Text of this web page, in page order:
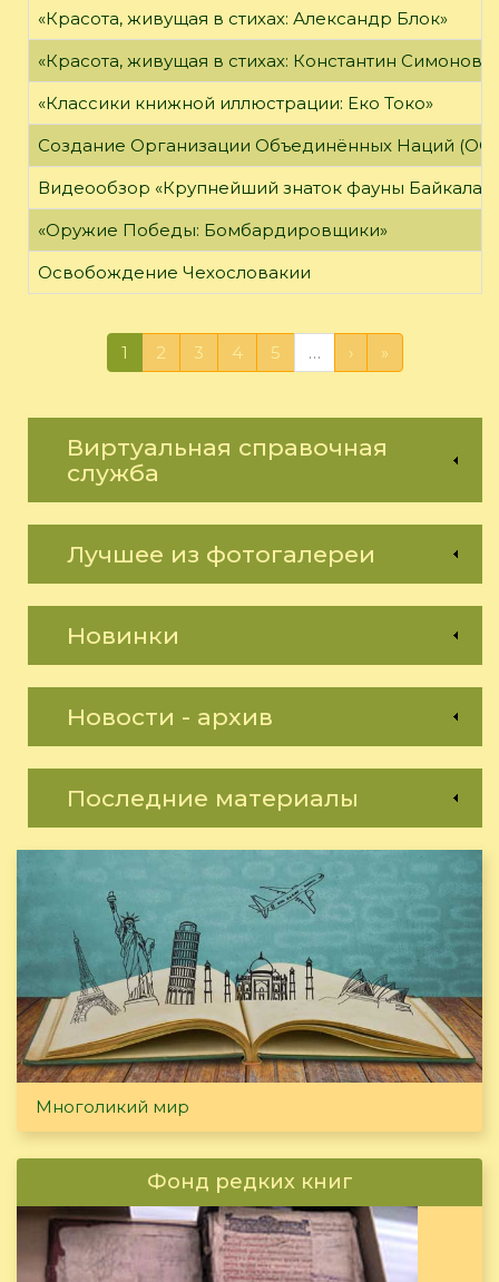
«Красота, живущая в стихах: Александр Блок»
«Красота, живущая в стихах: Константин Симонов»
«Классики книжной иллюстрации: Еко Токо»
Создание Организации Объединённых Наций
Видеообзор «Крупнейший знаток фауны Байкала»
«Оружие Победы: Бомбардировщики»
Освобождение Чехословакии
1 2 3 4 5 … › »
Виртуальная справочная
служба
Лучшее из фотогалереи
Новинки
Новости - архив
Последние материалы
Многоликий мир
Фонд редких книг